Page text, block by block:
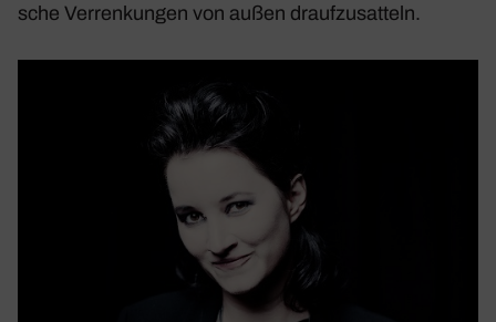
sche Verren­kungen von außen drauf­zu­sat­teln.